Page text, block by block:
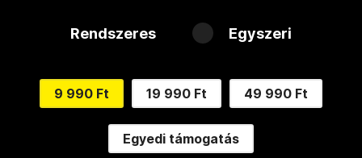
Rendszeres Egyszeri
9 990 Ft 19 990 Ft 49 990 Ft
Egyedi támogatás